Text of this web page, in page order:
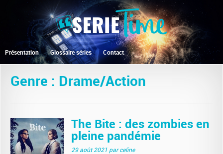
Présentation Glossaire séries Contact
Genre : Drame/Action
The Bite : des zombies en
pleine pandémie
29 août 2021par celine